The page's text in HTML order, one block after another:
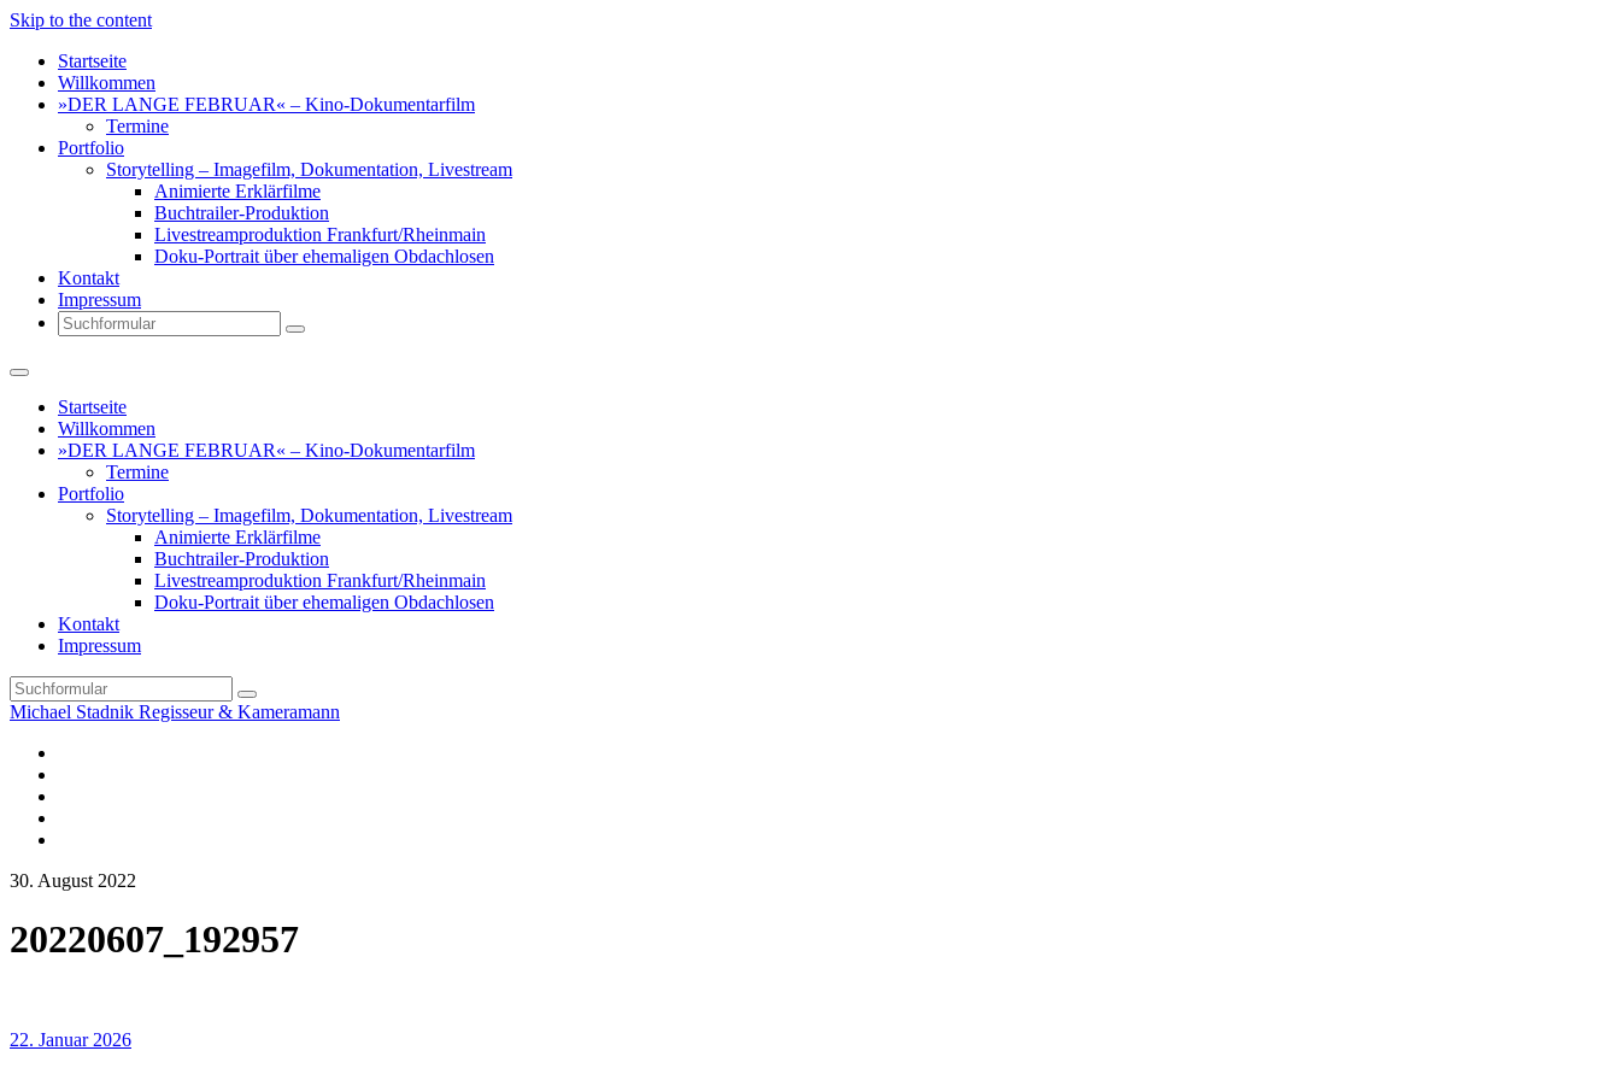
Skip to the content
Startseite
Willkommen
»DER LANGE FEBRUAR« – Kino-Dokumentarfilm
Termine
Portfolio
Storytelling – Imagefilm, Dokumentation, Livestream
Animierte Erklärfilme
Buchtrailer-Produktion
Livestreamproduktion Frankfurt/Rheinmain
Doku-Portrait über ehemaligen Obdachlosen
Kontakt
Impressum
Search
Startseite
Willkommen
»DER LANGE FEBRUAR« – Kino-Dokumentarfilm
Termine
Portfolio
Storytelling – Imagefilm, Dokumentation, Livestream
Animierte Erklärfilme
Buchtrailer-Produktion
Livestreamproduktion Frankfurt/Rheinmain
Doku-Portrait über ehemaligen Obdachlosen
Kontakt
Impressum
Search
Michael Stadnik Regisseur & Kameramann
30. August 2022
20220607_192957
22. Januar 2026